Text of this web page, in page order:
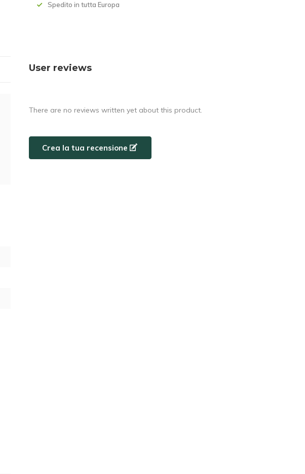
Spedito in tutta Europa
User reviews
There are no reviews written yet about this product.
Crea la tua recensione